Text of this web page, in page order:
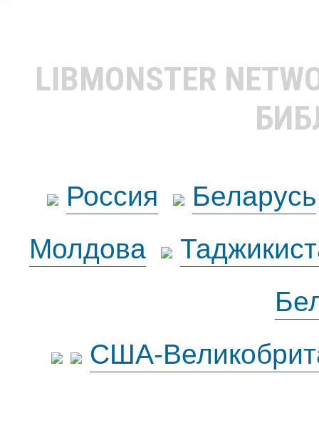
LIBMONSTER
Россия
Беларусь
Молдова
США-